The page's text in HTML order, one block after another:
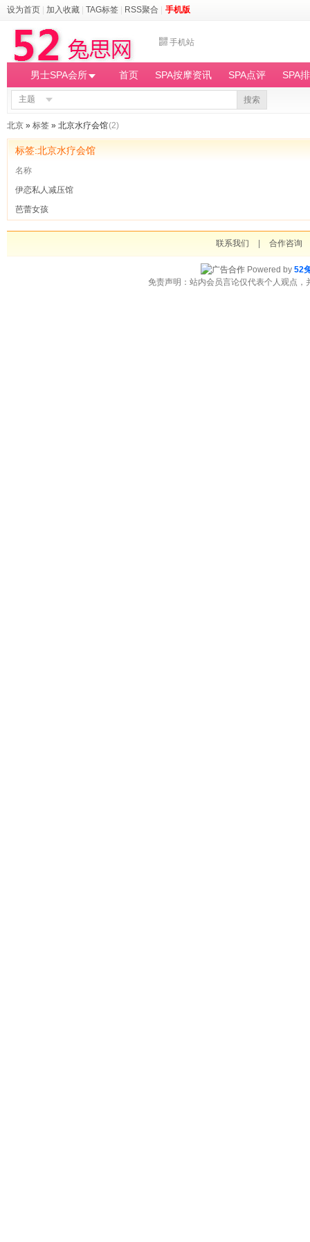
设为首页 加入收藏 TAG标签 RSS聚合 手机版
手机站
男士SPA会所 首页 SPA按摩资讯 SPA点评 SPA
主题 搜索
北京 » 标签 » 北京水疗会馆(2)
标签:北京水疗会馆
名称
伊恋私人减压馆
芭蕾女孩
联系我们 合作咨询
Powered by 52
免责声明：站内会员言论仅代表个人观点